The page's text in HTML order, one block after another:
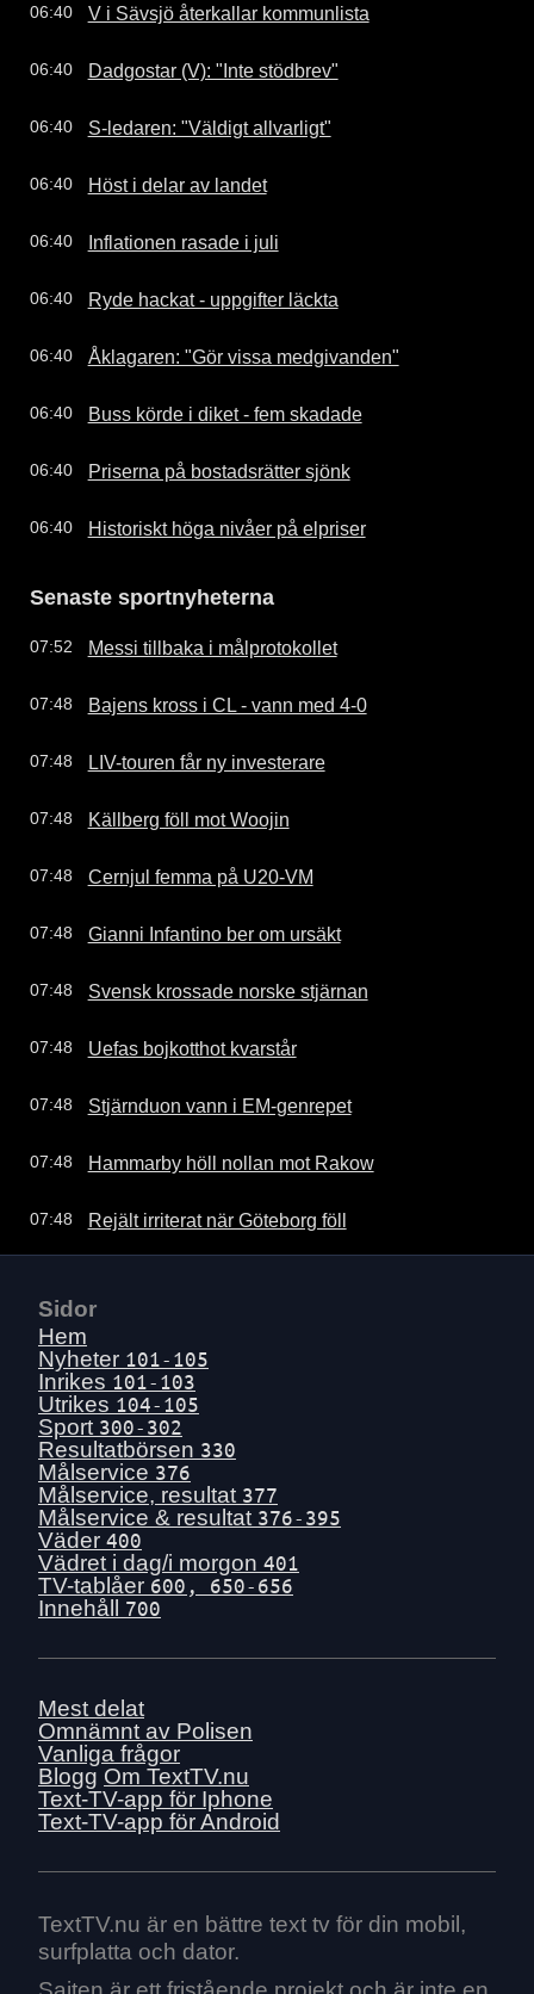
06:40 V i Sävsjö återkallar kommunlista
06:40 Dadgostar (V): "Inte stödbrev"
06:40 S-ledaren: "Väldigt allvarligt"
06:40 Höst i delar av landet
06:40 Inflationen rasade i juli
06:40 Ryde hackat - uppgifter läckta
06:40 Åklagaren: "Gör vissa medgivanden"
06:40 Buss körde i diket - fem skadade
06:40 Priserna på bostadsrätter sjönk
06:40 Historiskt höga nivåer på elpriser
Senaste sportnyheterna
07:52 Messi tillbaka i målprotokollet
07:48 Bajens kross i CL - vann med 4-0
07:48 LIV-touren får ny investerare
07:48 Källberg föll mot Woojin
07:48 Cernjul femma på U20-VM
07:48 Gianni Infantino ber om ursäkt
07:48 Svensk krossade norske stjärnan
07:48 Uefas bojkotthot kvarstår
07:48 Stjärnduon vann i EM-genrepet
07:48 Hammarby höll nollan mot Rakow
07:48 Rejält irriterat när Göteborg föll
Sidor
Hem
Nyheter 101-105
Inrikes 101-103
Utrikes 104-105
Sport 300-302
Resultatbörsen 330
Målservice 376
Målservice, resultat 377
Målservice & resultat 376-395
Väder 400
Vädret i dag/i morgon 401
TV-tablåer 600, 650-656
Innehåll 700
Mest delat
Omnämnt av Polisen
Vanliga frågor
Blogg Om TextTV.nu
Text-TV-app för Iphone
Text-TV-app för Android
TextTV.nu är en bättre text tv för din mobil,
surfplatta och dator.